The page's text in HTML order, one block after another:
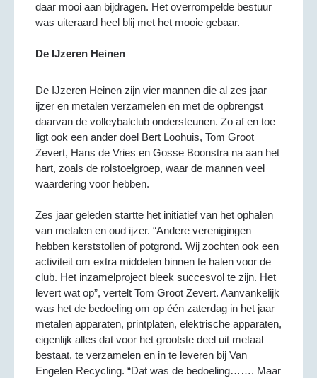
daar mooi aan bijdragen. Het overrompelde bestuur
was uiteraard heel blij met het mooie gebaar.
De IJzeren Heinen
De IJzeren Heinen zijn vier mannen die al zes jaar
ijzer en metalen verzamelen en met de opbrengst
daarvan de volleybalclub ondersteunen. Zo af en toe
ligt ook een ander doel Bert Loohuis, Tom Groot
Zevert, Hans de Vries en Gosse Boonstra na aan het
hart, zoals de rolstoelgroep, waar de mannen veel
waardering voor hebben.
Zes jaar geleden startte het initiatief van het ophalen
van metalen en oud ijzer. “Andere verenigingen
hebben kerststollen of potgrond. Wij zochten ook een
activiteit om extra middelen binnen te halen voor de
club. Het inzamelproject bleek succesvol te zijn. Het
levert wat op”, vertelt Tom Groot Zevert. Aanvankelijk
was het de bedoeling om op één zaterdag in het jaar
metalen apparaten, printplaten, elektrische apparaten,
eigenlijk alles dat voor het grootste deel uit metaal
bestaat, te verzamelen en in te leveren bij Van
Engelen Recycling. “Dat was de bedoeling……. Maar